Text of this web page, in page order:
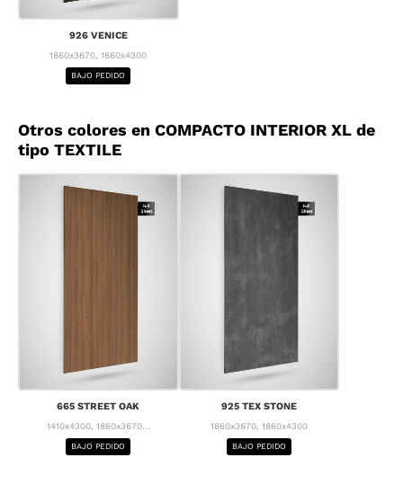
926 VENICE
1860x3670, 1860x4300
BAJO PEDIDO
Otros colores en COMPACTO INTERIOR XL de
tipo TEXTILE
665 STREET OAK
1410x4300, 1860x3670...
BAJO PEDIDO
925 TEX STONE
1860x3670, 1860x4300
BAJO PEDIDO